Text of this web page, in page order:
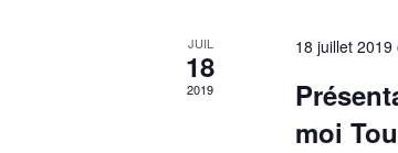
JUIL
18
2019
18 juillet
moi